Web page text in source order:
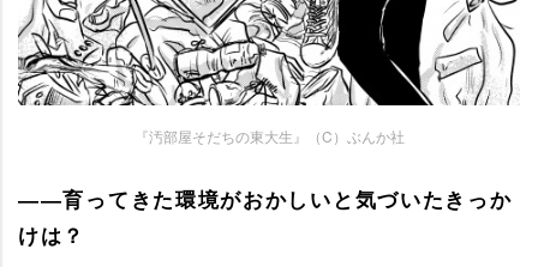
『汚部屋そだちの東大生』（C）ぶんか社
――育ってきた環境がおかしいと気づいたきっか
けは？